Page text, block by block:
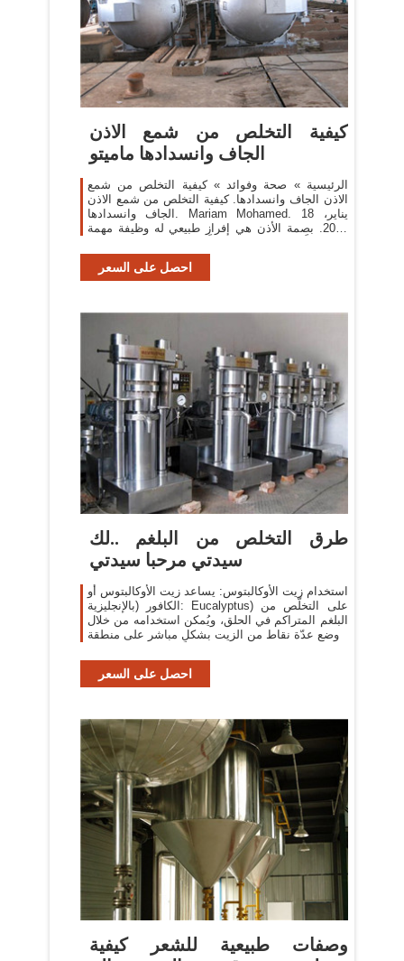
كيفية التخلص من شمع الاذن
الجاف وانسدادها ماميتو
الرئيسية » صحة وفوائد » كيفية التخلص من شمع
الاذن الجاف وانسدادها. كيفية التخلص من شمع الاذن
الجاف وانسدادها. Mariam Mohamed. 18 يناير،
2019. بصمة الأذن هي إفراز طبيعي له وظيفة مهمة
احصل على السعر
طرق التخلص من البلغم ..لك
سيدتي مرحبا سيدتي
استخدام زيت الأوكالبتوس: يساعد زيت الأوكالبتوس أو
الكافور (بالإنجليزية: Eucalyptus) على التخلّص من
البلغم المتراكم في الحلق، ويُمكن استخدامه من خلال
وضع عدّة نقاط من الزيت بشكلٍ مباشر على منطقة
احصل على السعر
وصفات طبيعية للشعر كيفية